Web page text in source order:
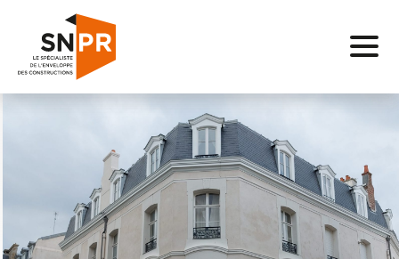
Savoir-
faire
Entreprise
Carrière